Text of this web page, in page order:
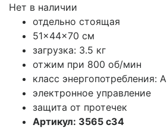
Нет в наличии
отдельно стоящая
51x44x70 см
загрузка: 3.5 кг
отжим при 800 об/мин
класс энергопотребления: A
электронное управление
защита от протечек
Артикул: 3565 c34